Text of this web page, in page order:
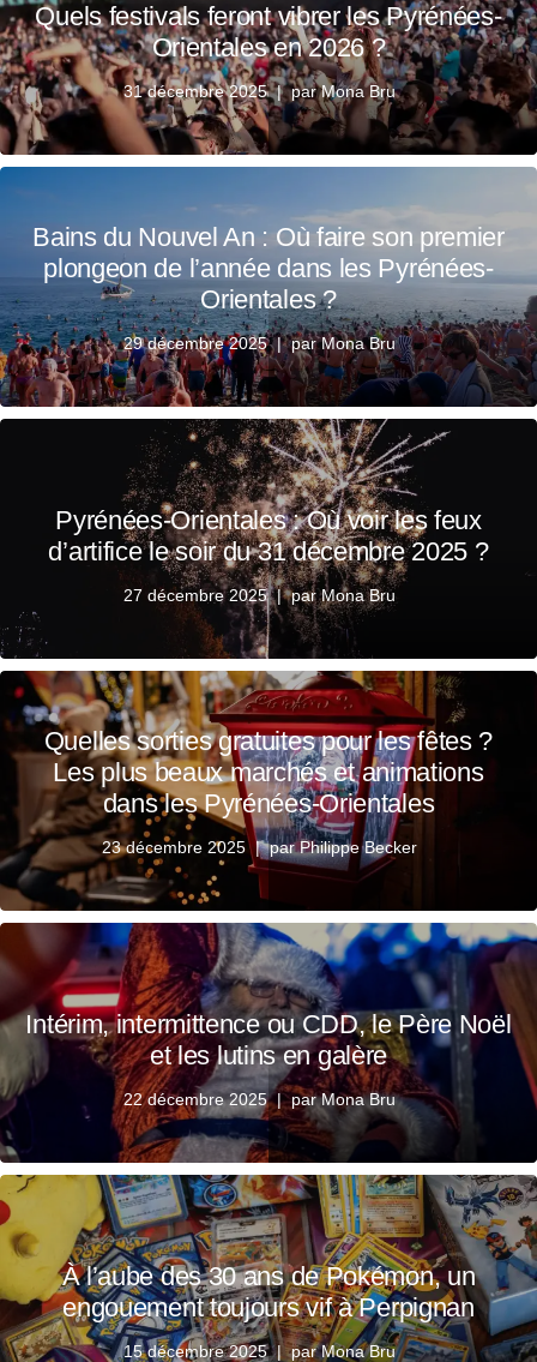
Quels festivals feront vibrer les Pyrénées-
Orientales en 2026 ?
31 décembre 2025 parMona Bru
Bains du Nouvel An : Où faire son premier
plongeon de l’année dans les Pyrénées-
Orientales ?
29 décembre 2025 parMona Bru
Pyrénées-Orientales : Où voir les feux
d’artifice le soir du 31 décembre 2025 ?
27 décembre 2025 parMona Bru
Quelles sorties gratuites pour les fêtes ?
Les plus beaux marchés et animations
dans les Pyrénées-Orientales
23 décembre 2025 parPhilippe Becker
Intérim, intermittence ou CDD, le Père Noël
et les lutins en galère
22 décembre 2025 parMona Bru
À l’aube des 30 ans de Pokémon, un
engouement toujours vif à Perpignan
15 décembre 2025 parMona Bru